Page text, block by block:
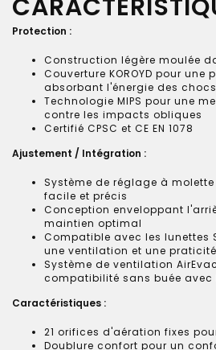
Protection :
Construction légère moulée
Couverture KOROYD pour une
absorbant l'énergie des chocs
Technologie MIPS pour une
contre les impacts obliques
Certifié CPSC et CE EN 1078
Ajustement / Intégration :
Système de réglage à
facile et précis
Conception enveloppant
maintien optimal
Compatible avec les lunettes
une ventilation et une
Système de ventilation
compatibilité sans buée avec
Caractéristiques :
21 orifices d'aération fixes
Doublure confort pour un